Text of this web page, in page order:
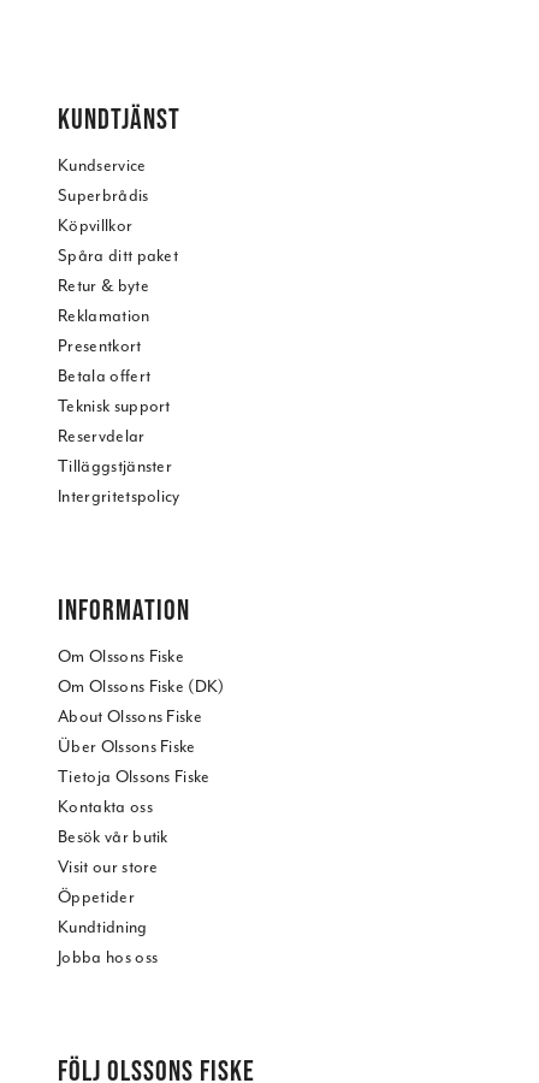
KUNDTJÄNST
Kundservice
Superbrådis
Köpvillkor
Spåra ditt paket
Retur & byte
Reklamation
Presentkort
Betala offert
Teknisk support
Reservdelar
Tilläggstjänster
Intergritetspolicy
INFORMATION
Om Olssons Fiske
Om Olssons Fiske (DK)
About Olssons Fiske
Über Olssons Fiske
Tietoja Olssons Fiske
Kontakta oss
Besök vår butik
Visit our store
Öppetider
Kundtidning
Jobba hos oss
FÖLJ OLSSONS FISKE